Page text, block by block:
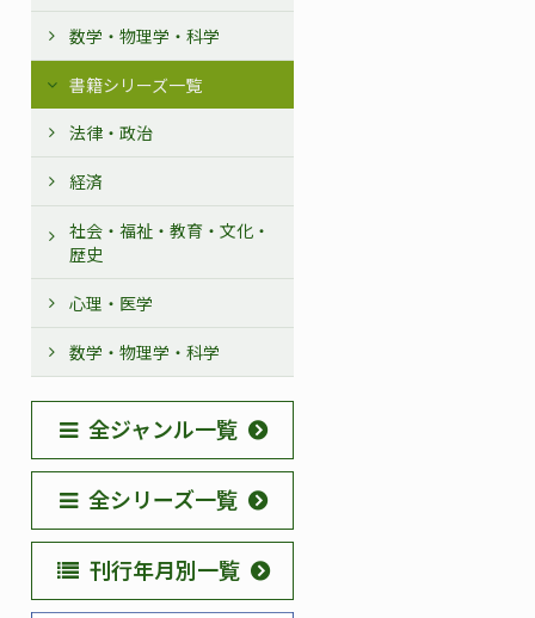
数学・物理学・科学
書籍シリーズ一覧
法律・政治
経済
社会・福祉・教育・文化・
歴史
心理・医学
数学・物理学・科学
全ジャンル一覧
全シリーズ一覧
刊行年月別一覧